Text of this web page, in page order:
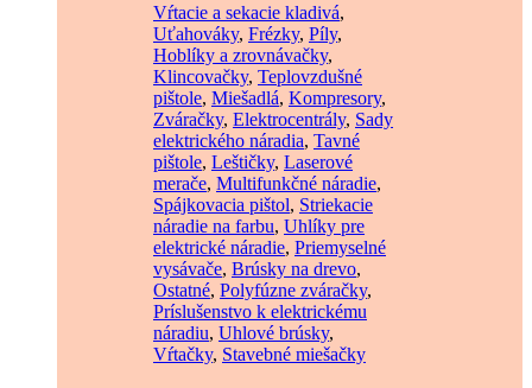
Vŕtacie a sekacie kladivá,
Uťahováky, Frézky, Píly,
Hoblíky a zrovnávačky,
Klincovačky, Teplovzdušné
pištole, Miešadlá, Kompresory,
Zváračky, Elektrocentrály, Sady
elektrického náradia, Tavné
pištole, Leštičky, Laserové
merače, Multifunkčné náradie,
Spájkovacia pištol, Striekacie
náradie na farbu, Uhlíky pre
elektrické náradie, Priemyselné
vysávače, Brúsky na drevo,
Ostatné, Polyfúzne zváračky,
Príslušenstvo k elektrickému
náradiu, Uhlové brúsky,
Vŕtačky, Stavebné miešačky